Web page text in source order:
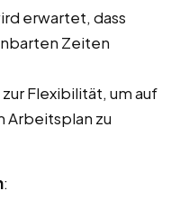
erwartet, dass
Zeiten
Flexibilität, um auf
Arbeitsplan zu
: